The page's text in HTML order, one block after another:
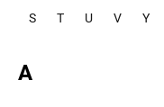
S T U V Y
A